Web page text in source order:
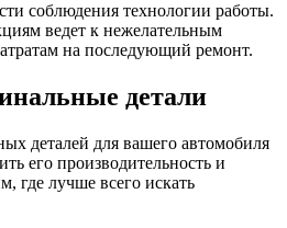
соблюдения технологии работы.
ведет к нежелательным
на последующий ремонт.
детали
деталей для вашего автомобиля
его производительность и
где лучше всего искать